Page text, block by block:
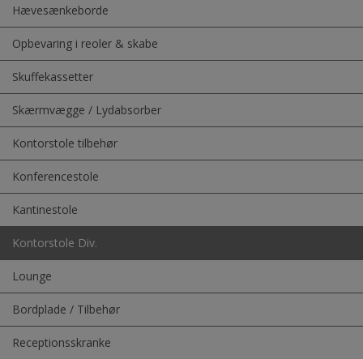
Hævesænkeborde
Opbevaring i reoler & skabe
Skuffekassetter
Skærmvægge / Lydabsorber
Kontorstole tilbehør
Konferencestole
Kantinestole
Kontorstole Div.
Lounge
Bordplade / Tilbehør
Receptionsskranke